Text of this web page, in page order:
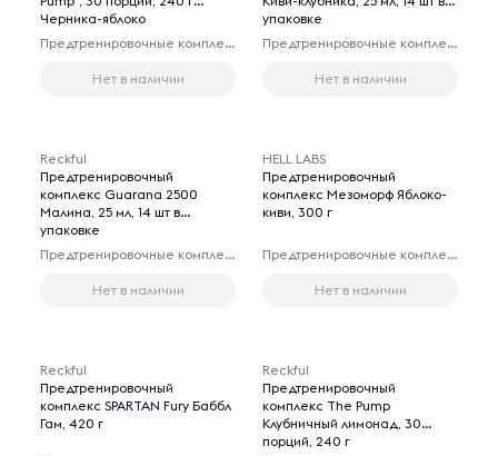
Черника-яблоко
Предтренировочные комплексы
Нет в наличии
упаковке
Предтренировочные комплексы
Нет в наличии
Reckful
Предтренировочный
комплекс Guarana 2500
Малина, 25 мл, 14 шт в
упаковке
Предтренировочные комплексы
Нет в наличии
HELL LABS
Предтренировочный
комплекс Мезоморф Яблоко-
киви, 300 г
Предтренировочные комплексы
Нет в наличии
Reckful
Предтренировочный
комплекс SPARTAN Fury Баббл
Гам, 420 г
Reckful
Предтренировочный
комплекс The Pump
Клубничный лимонад, 30
порций, 240 г